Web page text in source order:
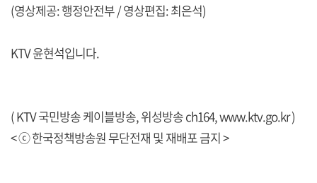
(영상제공: 행정안전부 / 영상편집: 최은석)
KTV 윤현석입니다.
( KTV 국민방송 케이블방송, 위성방송 ch164,www.ktv.go.kr)
< ⓒ 한국정책방송원 무단전재 및 재배포 금지 >